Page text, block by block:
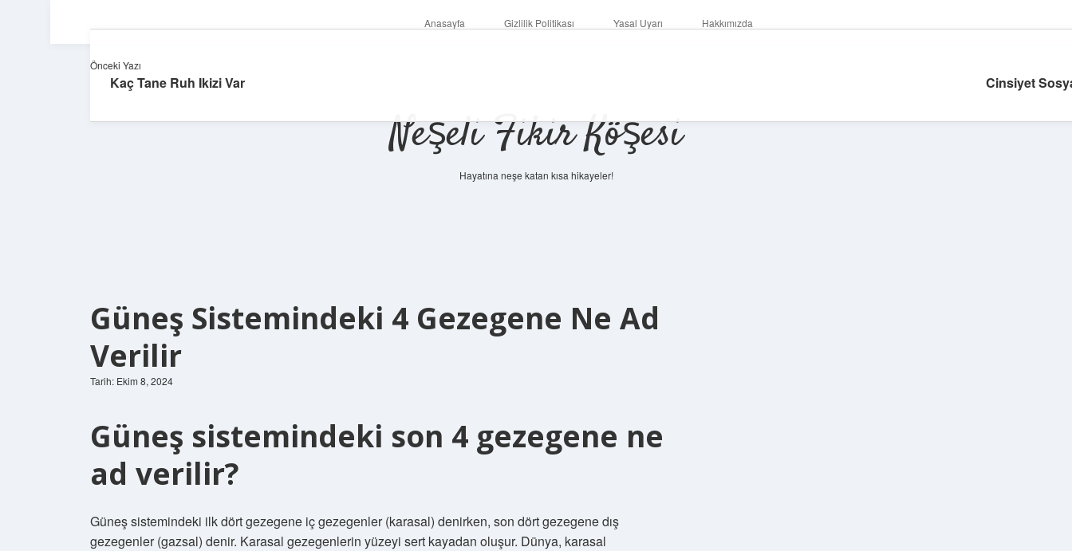
Anasayfa Gizlilik Politikası Yasal Uyarı Hakkımızda
Neşeli Fikir Köşesi
Hayatına neşe katan kısa hikayeler!
Güneş Sistemindeki 4 Gezegene Ne Ad
Verilir
Tarih: Ekim 8, 2024
Güneş sistemindeki son 4 gezegene ne
ad verilir?
Güneş sistemindeki ilk dört gezegene iç gezegenler (karasal) denirken, son dört gezegene dış
gezegenler (gazsal) denir. Karasal gezegenlerin yüzeyi sert kayadan oluşur. Dünya, karasal
Önceki Yazı
Kaç Tane Ruh Ikizi Var Cinsiyet